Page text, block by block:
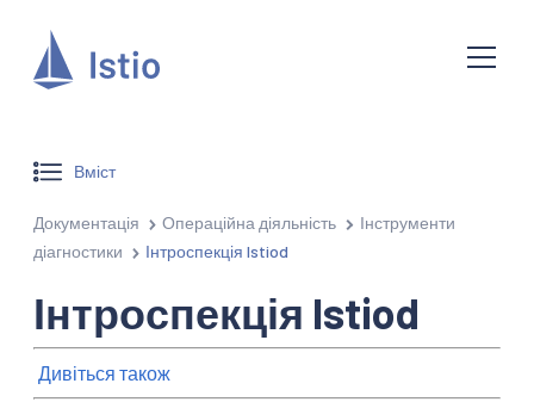
Вміст
Документація Операційна діяльність
Інструменти
діагностики
Інтроспекція Istiod
Інтроспекція Istiod
Дивіться також